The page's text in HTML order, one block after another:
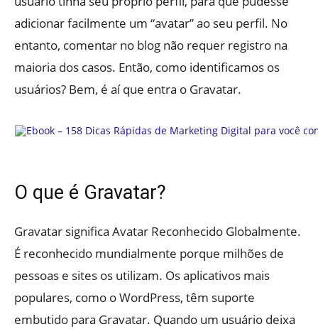
adicionar facilmente um “avatar” ao seu perfil. No
entanto, comentar no blog não requer registro na
maioria dos casos. Então, como identificamos os
usuários? Bem, é aí que entra o Gravatar.
O que é Gravatar?
Gravatar significa Avatar Reconhecido Globalmente.
É reconhecido mundialmente porque milhões de
pessoas e sites os utilizam. Os aplicativos mais
populares, como o WordPress, têm suporte
embutido para Gravatar. Quando um usuário deixa